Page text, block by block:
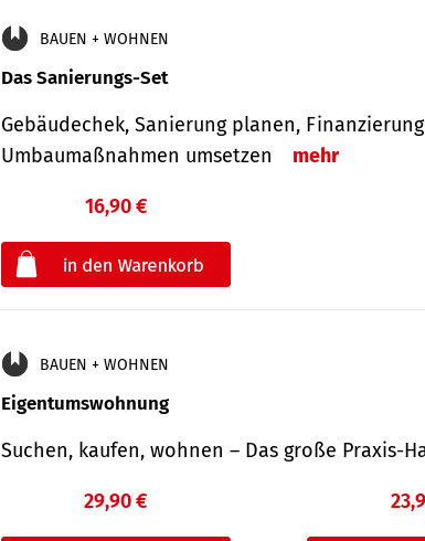
BAUEN + WOHNEN
Das Sanierungs-Set
Gebäudechek, Sanierung planen,
Umbaumaßnahmen umsetzen
mehr
16,90 €
BAUEN + WOHNEN
Eigentumswohnung
Suchen, kaufen, wohnen – Das große Praxis-
29,90 €